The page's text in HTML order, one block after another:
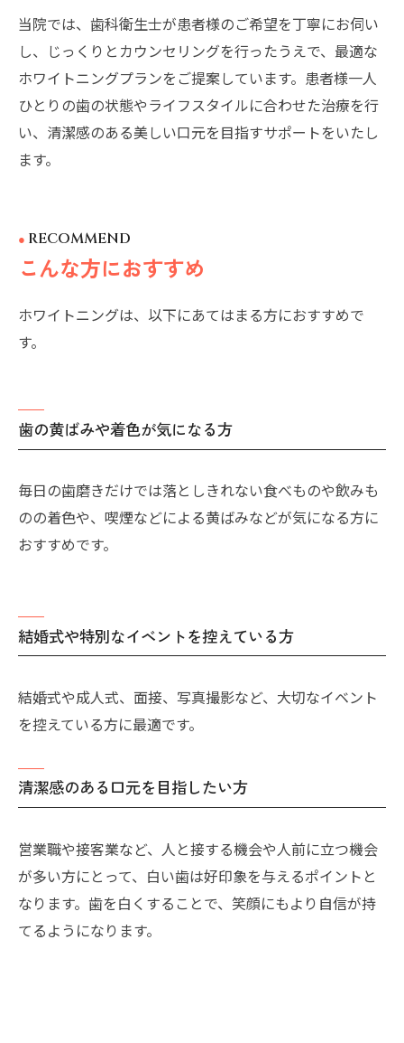
当院では、歯科衛生士が患者様のご希望を丁寧にお伺い
し、じっくりとカウンセリングを行ったうえで、最適な
ホワイトニングプランをご提案しています。患者様一人
ひとりの歯の状態やライフスタイルに合わせた治療を行
い、清潔感のある美しい口元を目指すサポートをいたし
ます。
こんな方におすすめ
RECOMMEND
ホワイトニングは、以下にあてはまる方におすすめで
す。
歯の黄ばみや着色が気になる方
毎日の歯磨きだけでは落としきれない食べものや飲みも
のの着色や、喫煙などによる黄ばみなどが気になる方に
おすすめです。
結婚式や特別なイベントを控えている方
結婚式や成人式、面接、写真撮影など、大切なイベント
を控えている方に最適です。
清潔感のある口元を目指したい方
営業職や接客業など、人と接する機会や人前に立つ機会
が多い方にとって、白い歯は好印象を与えるポイントと
なります。歯を白くすることで、笑顔にもより自信が持
てるようになります。